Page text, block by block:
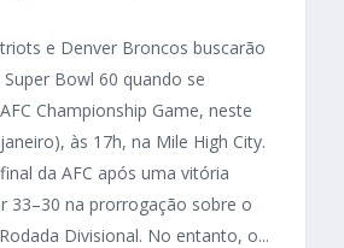
e Denver Broncos buscarão
Bowl 60 quando se
Championship Game, neste
às 17h, na Mile High City.
da AFC após uma vitória
33–30 na prorrogação sobre o
Divisional. No entanto, o...